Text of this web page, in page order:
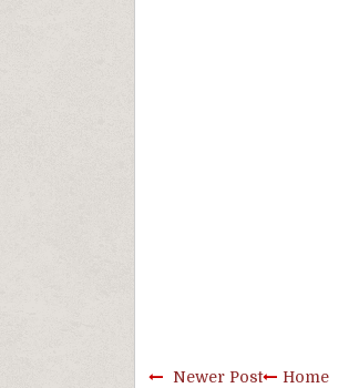
Newer Post Home